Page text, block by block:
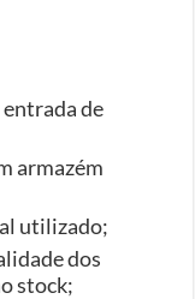
de
armazém
utilizado;
dos
stock;